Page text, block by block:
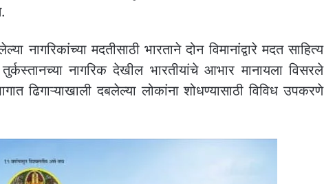
नागरिकांच्या मदतीसाठी भारताने दोन विमानांद्वारे मदत साहित्य
नागरिक देखील भारतीयांचे आभार मानायला विसरले
ढिगाऱ्याखाली दबलेल्या लोकांना शोधण्यासाठी विविध उपकरणे